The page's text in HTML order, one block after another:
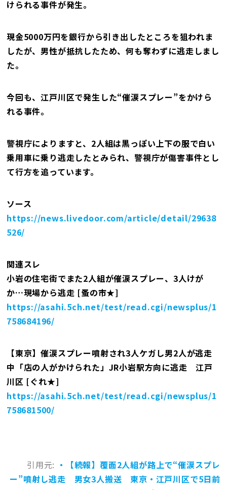
けられる事件が発生。
現金5000万円を銀行から引き出したところを狙われま
したが、男性が抵抗したため、何も奪わずに逃走しまし
た。
今回も、江戸川区で発生した“催涙スプレー”をかけら
れる事件。
警視庁によりますと、2人組は黒っぽい上下の服で白い
乗用車に乗り逃走したとみられ、警視庁が傷害事件とし
て行方を追っています。
ソース
https://news.livedoor.com/article/detail/29638
526/
関連スレ
小岩の住宅街でまた2人組が催涙スプレー、3人けが
か…現場から逃走 [蚤の市★]
https://asahi.5ch.net/test/read.cgi/newsplus/1
758684196/
【東京】催涙スプレー噴射され3人ケガし男2人が逃走
中「店の人がかけられた」JR小岩駅方向に逃走 江戸
川区 [ぐれ★]
https://asahi.5ch.net/test/read.cgi/newsplus/1
758681500/
引用元: ・【続報】覆面2人組が路上で“催涙スプレ
ー”噴射し逃走 男女3人搬送 東京・江戸川区で5日前